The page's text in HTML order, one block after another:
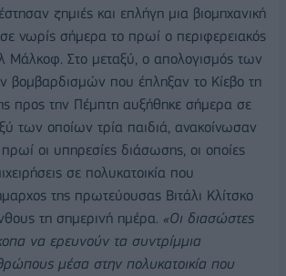
ζημιές και επλήγη μια βιομηχανική
νωρίς σήμερα το πρωί ο περιφερειακός
Μάλκοφ. Στο μεταξύ, ο απολογισμός των
βομβαρδισμών που έπληξαν το Κίεβο τη
προς την Πέμπτη αυξήθηκε σήμερα σε
των οποίων τρία παιδιά, ανακοίνωσαν
οι υπηρεσίες διάσωσης, οι οποίες
σε πολυκατοικία που
της πρωτεύουσας Βιτάλι Κλίτσκο
τη σημερινή ημέρα. «Οι διασώστες
να ερευνούν τα συντρίμμια
μέσα στην πολυκατοικία που